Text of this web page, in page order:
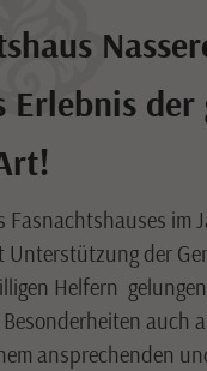
der
im
Unterstützung der
Helfern
auch
ansprechenden